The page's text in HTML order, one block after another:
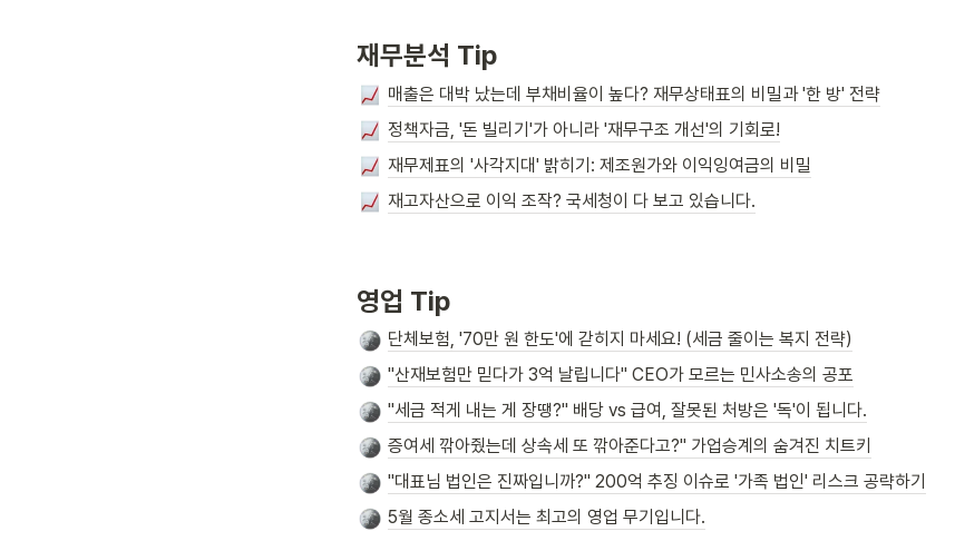
재무분석 Tip
매출은 대박 났는데 부채비율이 높다? 재무상태표의 비밀과 '한 방' 전략
정책자금, '돈 빌리기'가 아니라 '재무구조 개선'의 기회로!
재무제표의 '사각지대' 밝히기: 제조원가와 이익잉여금의 비밀
재고자산으로 이익 조작? 국세청이 다 보고 있습니다.
영업 Tip
단체보험, '70만 원 한도'에 갇히지 마세요! (세금 줄이는 복지 전략)
"산재보험만 믿다가 3억 날립니다" CEO가 모르는 민사소송의 공포
"세금 적게 내는 게 장땡?" 배당 vs 급여, 잘못된 처방은 '독'이 됩니다.
증여세 깎아줬는데 상속세 또 깎아준다고?" 가업승계의 숨겨진 치트키
"대표님 법인은 진짜입니까?" 200억 추징 이슈로 '가족 법인' 리스크 공략하기
5월 종소세 고지서는 최고의 영업 무기입니다.